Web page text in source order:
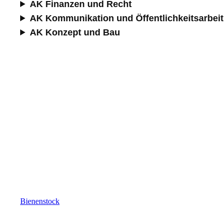
AK Finanzen und Recht
AK Kommunikation und Öffentlichkeitsarbeit
AK Konzept und Bau
Bienenstock